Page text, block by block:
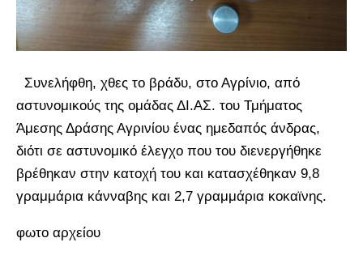
Συνελήφθη, χθες το βράδυ, στο Αγρίνιο, από
αστυνομικούς της ομάδας ΔΙ.ΑΣ. του Τμήματος
Άμεσης Δράσης Αγρινίου ένας ημεδαπός άνδρας,
διότι σε αστυνομικό έλεγχο που του διενεργήθηκε
βρέθηκαν στην κατοχή του και κατασχέθηκαν 9,8
γραμμάρια κάνναβης και 2,7 γραμμάρια κοκαϊνης.
φωτο αρχείου